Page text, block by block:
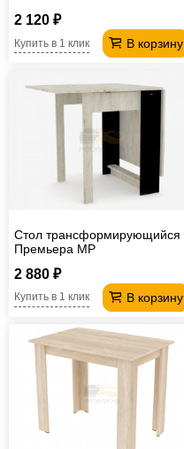
2 120 ₽
В корзину
Купить в 1 клик
Стол трансформирующийся
Премьера МР
2 880 ₽
В корзину
Купить в 1 клик